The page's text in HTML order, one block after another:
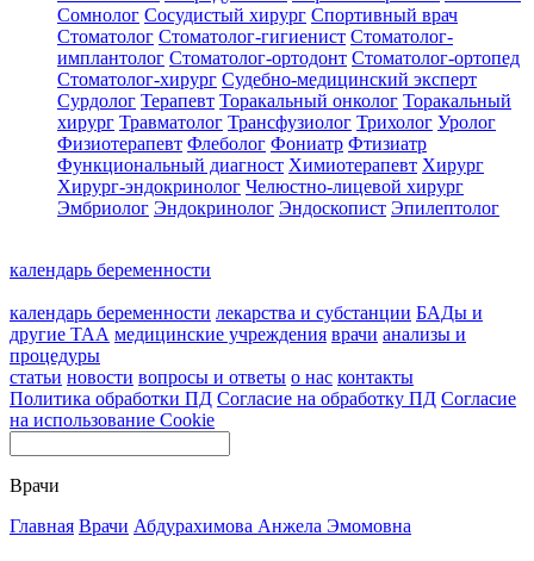
Сомнолог Сосудистый хирург Спортивный врач
Стоматолог Стоматолог-гигиенист Стоматолог-
имплантолог Стоматолог-ортодонт Стоматолог-ортопед
Стоматолог-хирург Судебно-медицинский эксперт
Сурдолог Терапевт Торакальный онколог Торакальный
хирург Травматолог Трансфузиолог Трихолог Уролог
Физиотерапевт Флеболог Фониатр Фтизиатр
Функциональный диагност Химиотерапевт Хирург
Хирург-эндокринолог Челюстно-лицевой хирург
Эмбриолог Эндокринолог Эндоскопист Эпилептолог
календарь беременности
календарь беременности лекарства и субстанции БАДы и
другие ТАА медицинские учреждения врачи анализы и
процедуры
статьи новости вопросы и ответы о нас контакты
Политика обработки ПД Согласие на обработку ПД Согласие
на использование Cookie
Врачи
Главная Врачи Абдурахимова Анжела Эмомовна